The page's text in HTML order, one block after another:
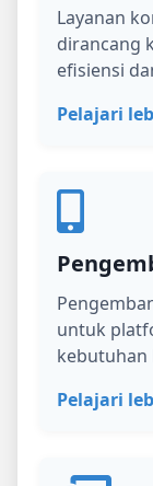
Layanan
dirancang
efisiensi
Pelajari
untuk
kebutuhan
Pelajari